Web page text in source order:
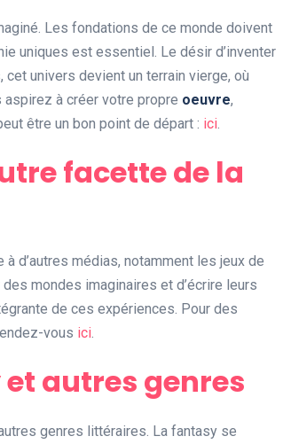
Les fondations de ce monde doivent
uniques est essentiel. Le désir d’inventer
univers devient un terrain vierge, où
aspirez à créer votre propre oeuvre,
être un bon point de départ : ici.
facette de la
d’autres médias, notamment les jeux de
mondes imaginaires et d’écrire leurs
de ces expériences. Pour des
vous ici.
autres genres
genres littéraires. La fantasy se